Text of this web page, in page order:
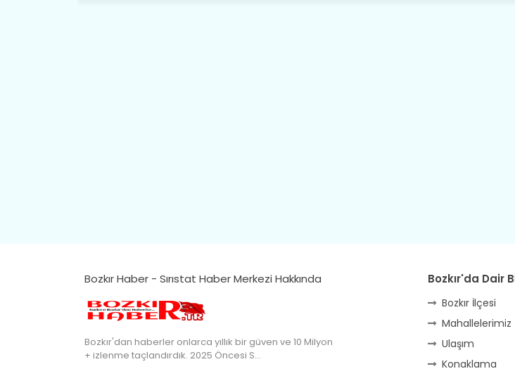
Bozkır Haber - Sırıstat Haber Merkezi Hakkında
Bozkır'dan haberler onlarca yıllık bir güven ve 10 Milyon
+ izlenme taçlandırdık. 2025 Öncesi S…
Bozkır'da Dair
Bozkır İlçesi
Mahallelerimiz
Ulaşım
Konaklama